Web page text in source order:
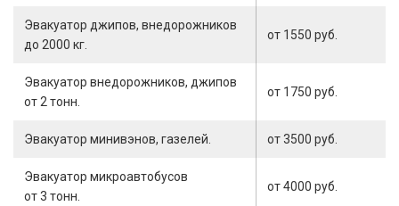
Эвакуатор джипов, внедорожников
до 2000 кг.
от 1550 руб.
Эвакуатор внедорожников, джипов
от 2 тонн.
от 1750 руб.
Эвакуатор минивэнов, газелей. от 3500 руб.
Эвакуатор микроавтобусов
от 3 тонн.
от 4000 руб.